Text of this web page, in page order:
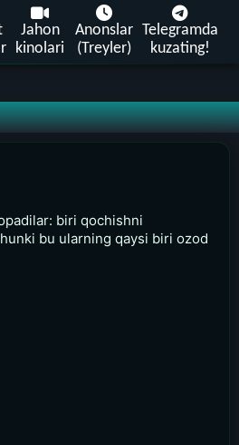
Jahon
kinolari
Anonslar
(Treyler)
Telegramda
kuzating!
biri qochishni
bu ularning qaysi biri ozod